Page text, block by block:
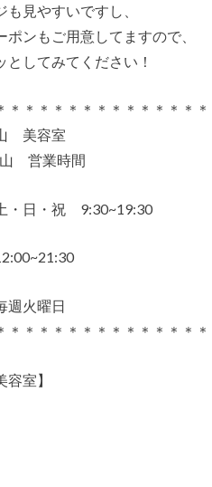
も見やすいですし、
ポンもご用意してますので、
としてみてください！
＊＊＊＊＊＊＊＊＊＊＊＊＊＊
美容室
営業時間
・日・祝 9:30~19:30
週火曜日
＊＊＊＊＊＊＊＊＊＊＊＊＊＊
室】